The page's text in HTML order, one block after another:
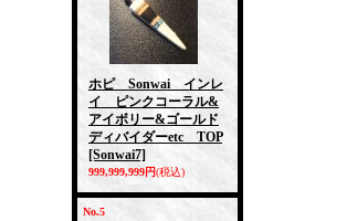
ホピ Sonwai インレ
イ ピンクコーラル&
アイボリー&ゴールド
ディバイダーetc TOP
[Sonwai7]
999,999,999円(税込)
No.5